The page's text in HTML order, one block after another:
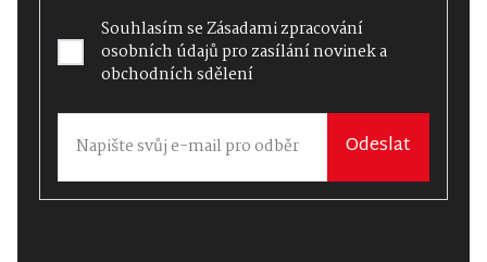
Souhlasím seZásadami zpracování
osobních údajůpro zasílání novinek a
obchodních sdělení
Odeslat